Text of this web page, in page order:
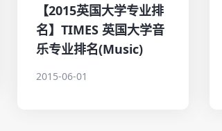
【2015英国大学专业排
名】TIMES 英国大学音
乐专业排名(Music)
2015-06-01